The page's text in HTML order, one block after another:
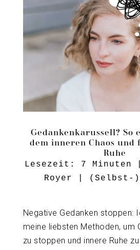
Gedankenkarussell? So
dem inneren Chaos und
Ruhe
Lesezeit: 7 Minuten
Royer
(Selbst-)
Negative Gedanken stoppen:
meine liebsten Methoden, um
zu stoppen und innere Ruhe